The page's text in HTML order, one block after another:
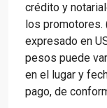
crédito y
los promotores.
expresado en
pesos puede
en el lugar y
pago, de